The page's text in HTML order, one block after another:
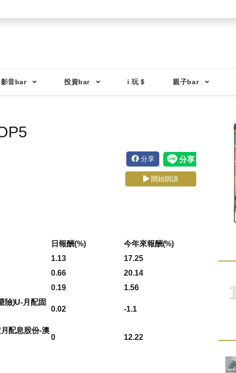
音bar 投資bar i 玩＄ 親子bar
分享
開始朗讀
日報酬(%)
今年來報酬(%)
1.13
17.25
0.66
20.14
0.19
1.56
險)U-月配固
0.02
-1.1
配息股份-澳
0
12.22